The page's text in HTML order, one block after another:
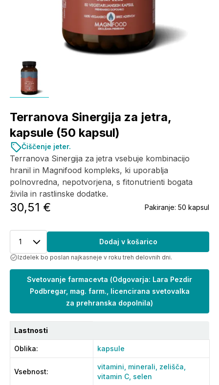
Terranova Sinergija za jetra,
kapsule (50 kapsul)
Terranova Sinergija za jetra vsebuje kombinacijo
hranil in Magnifood kompleks, ki uporablja
polnovredna, nepotvorjena, s fitonutrienti bogata
živila in rastlinske dodatke.
30,51 € Pakiranje: 50 kapsul
Čiščenje jeter.
1 Dodaj v košarico
Izdelek bo poslan najkasneje v roku treh delovnih dni.
Svetovanje farmacevta (Odgovarja: Lara Pezdir
Podbregar, mag. farm., licencirana svetovalka
za prehranska dopolnila)
Lastnosti
Oblika: kapsule
Vsebnost:
vitamini, minerali, zelišča,
vitamin C, selen